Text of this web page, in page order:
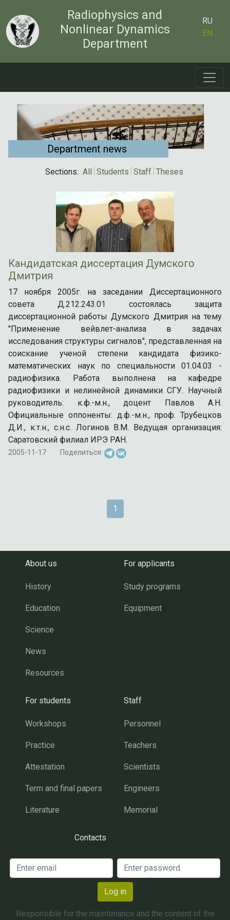
Radiophysics and
Nonlinear Dynamics
Department
RU
EN
Department news
Sections: All Students Staff Theses
Кандидатская диссертация Думского
Дмитрия
17 ноября 2005г. на заседании Диссертационного
совета Д.212.243.01 состоялась защита
диссертационной работы Думского Дмитрия на тему
"Применение вейвлет-анализа в задачах
исследования структуры сигналов", представленная на
соискание ученой степени кандидата физико-
математических наук по специальности 01.04.03 -
радиофизика. Работа выполнена на кафедре
радиофизики и нелинейной динамики СГУ. Научный
руководитель: к.ф.-м.н., доцент Павлов А.Н.
Официальные оппоненты: д.ф.-м.н., проф. Трубецков
Д.И., к.т.н., с.н.с. Логинов В.М. Ведущая организация:
Саратовский филиал ИРЭ РАН.
2005-11-17 Поделиться:
1
About us
History
Education
Science
News
Resources
For applicants
Study programs
Equipment
For students
Workshops
Practice
Attestation
Term and final papers
Literature
Staff
Personnel
Teachers
Scientists
Engineers
Memorial
Contacts
Log in
Responsible for the maintenance and the content of the